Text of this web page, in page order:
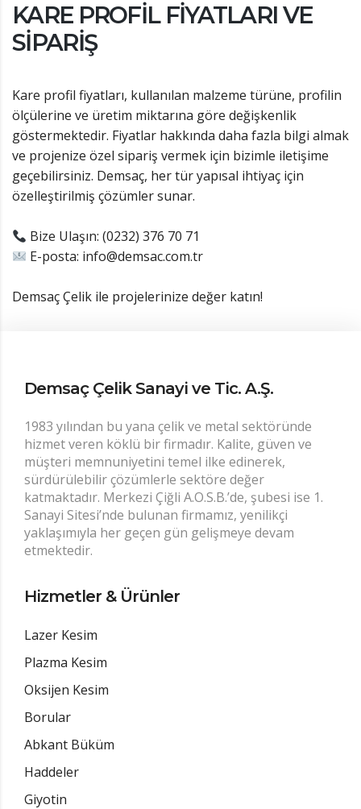
KARE PROFIL FIYATLARI VE
SIPARIŞ
Kare profil fiyatları, kullanılan malzeme türüne, profilin
ölçülerine ve üretim miktarına göre değişkenlik
göstermektedir. Fiyatlar hakkında daha fazla bilgi almak
ve projenize özel sipariş vermek için bizimle iletişime
geçebilirsiniz. Demsaç, her tür yapısal ihtiyaç için
özelleştirilmiş çözümler sunar.
Bize Ulaşın: (0232) 376 70 71
E-posta: info@demsac.com.tr
Demsaç Çelik ile projelerinize değer katın!
Demsaç Çelik Sanayi ve Tic. A.Ş.
1983 yılından bu yana çelik ve metal sektöründe
hizmet veren köklü bir firmadır. Kalite, güven ve
müşteri memnuniyetini temel ilke edinerek,
sürdürülebilir çözümlerle sektöre değer
katmaktadır. Merkezi Çiğli A.O.S.B.’de, şubesi ise 1.
Sanayi Sitesi’nde bulunan firmamız, yenilikçi
yaklaşımıyla her geçen gün gelişmeye devam
etmektedir.
Hizmetler & Ürünler
Lazer Kesim
Plazma Kesim
Oksijen Kesim
Borular
Abkant Büküm
Haddeler
Giyotin